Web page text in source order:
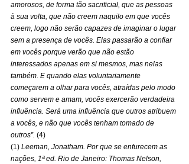
amorosos, de forma tão sacrificial, que as pessoas
à sua volta, que não creem naquilo em que vocês
creem, logo não serão capazes de imaginar o lugar
sem a presença de vocês. Elas passarão a confiar
em vocês porque verão que não estão
interessados apenas em si mesmos, mas nelas
também. E quando elas voluntariamente
começarem a olhar para vocês, atraídas pelo modo
como servem e amam, vocês exercerão verdadeira
influência. Será uma influência que outros atribuem
a vocês, e não que vocês tenham tomado de
outros”. (4)
(1) Leeman, Jonatham. Por que se enfurecem as
nações, 1ª ed. Rio de Janeiro: Thomas Nelson,